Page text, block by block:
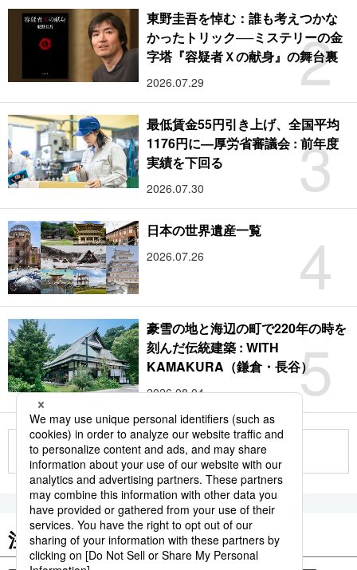
2
東野圭吾を悼む：誰も考えつかな
かったトリック──ミステリーの金
字塔『容疑者Ｘの献身』の舞台裏
2026.07.29
3
最低賃金55円引き上げ、全国平均
1176円に―厚労省審議会 : 前年度
実績を下回る
2026.07.30
4
日本の世界遺産一覧
2026.07.26
5
豪雪の地と海辺の町で220年の時を
刻んだ伝統建築 : WITH
KAMAKURA（鎌倉・長谷）
2026.08.04
もっと見る
注目のキーワード